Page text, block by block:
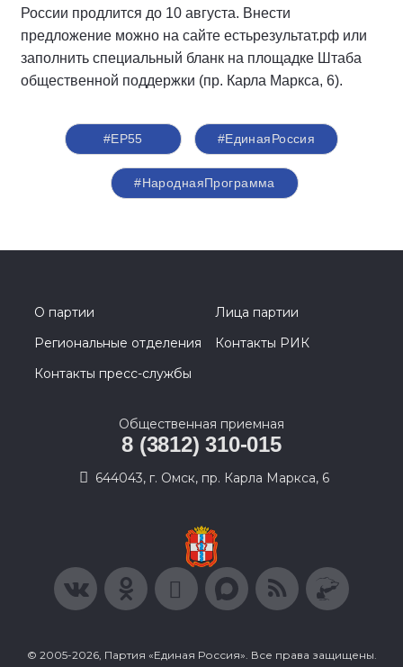
России продлится до 10 августа. Внести
предложение можно на сайте естьрезультат.рф или
заполнить специальный бланк на площадке Штаба
общественной поддержки (пр. Карла Маркса, 6).
#ЕР55 #ЕдинаяРоссия
#НароднаяПрограмма
О партии
Лица партии
Региональные отделения
Контакты РИК
Контакты пресс-службы
Общественная приемная
8 (3812) 310-015
644043, г. Омск, пр. Карла Маркса, 6
© 2005-2026, Партия «Единая Россия». Все права защищены.